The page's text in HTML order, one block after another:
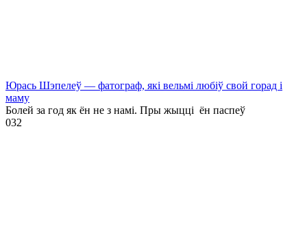
Юрась Шэпелеў — фатограф, які вельмі любіў свой горад і
маму
Болей за год як ён не з намі. Пры жыцці ён паспеў
032